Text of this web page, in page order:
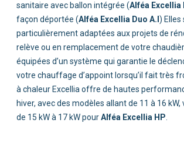
Alféa Excellia
Alféa Excellia Duo A.I
Alféa Excellia HP